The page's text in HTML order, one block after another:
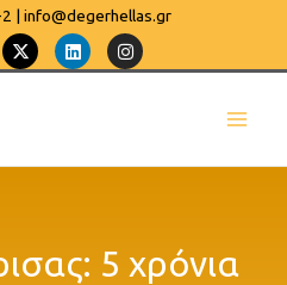
| info@degerhellas.gr
X
-
t
e
L
i
n
n
I
n
s
a
5 χρόνια